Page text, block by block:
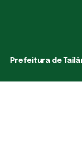
Prefeitura de